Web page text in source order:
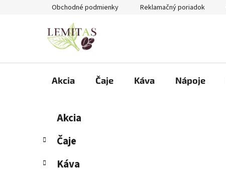
Obchodné podmienky Reklamačný poriadok
Akcia Čaje Káva Nápoje
č
ý
Preskočiť
kategórie
e
ó
Akcia
Čaje
Káva